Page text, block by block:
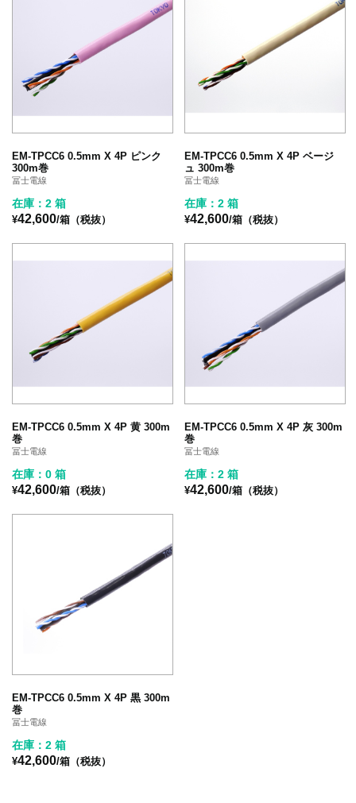
EM-TPCC6 0.5mm X 4P ピンク
300m巻
冨士電線
在庫：2 箱
¥42,600/箱（税抜）
EM-TPCC6 0.5mm X 4P ベージ
ュ 300m巻
冨士電線
在庫：2 箱
¥42,600/箱（税抜）
EM-TPCC6 0.5mm X 4P 黄 300m
巻
冨士電線
在庫：0 箱
¥42,600/箱（税抜）
EM-TPCC6 0.5mm X 4P 灰 300m
巻
冨士電線
在庫：2 箱
¥42,600/箱（税抜）
EM-TPCC6 0.5mm X 4P 黒 300m
巻
冨士電線
在庫：2 箱
¥42,600/箱（税抜）